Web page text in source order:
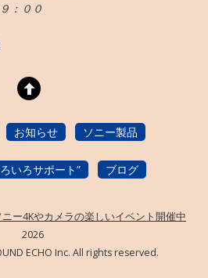
：００
お知らせ
ソニー製品
いろサポート”
ブログ
ー4Kやカメラの楽しいイベント開催中
2026
ECHO Inc. All rights reserved.